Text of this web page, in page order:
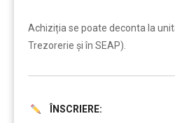
Achiziția se poate deconta la
Trezorerie și în SEAP).
ÎNSCRIERE: